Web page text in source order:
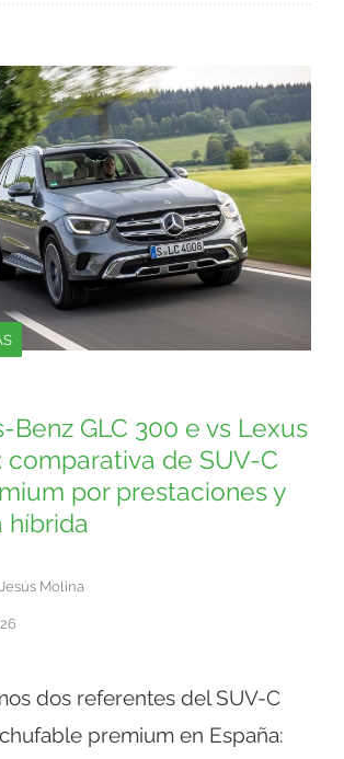
Benz GLC 300 e vs Lexus
comparativa de SUV-C
por prestaciones y
híbrida
Molina
dos referentes del SUV-C
premium en España: